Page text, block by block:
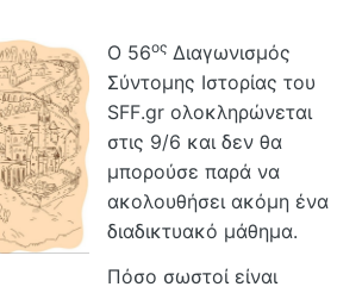
Ο 56ος Διαγωνισμός
Σύντομης Ιστορίας του
SFF.gr ολοκληρώνεται
στις 9/6 και δεν θα
μπορούσε παρά να
ακολουθήσει ακόμη ένα
διαδικτυακό μάθημα.
Πόσο σωστοί είναι